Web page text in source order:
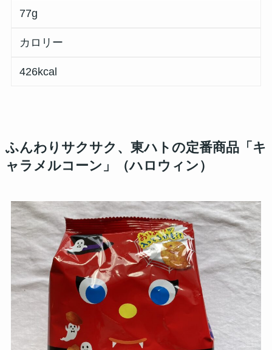
77g
カロリー
426kcal
ふんわりサクサク、東ハトの定番商品「キ
ャラメルコーン」（ハロウィン）